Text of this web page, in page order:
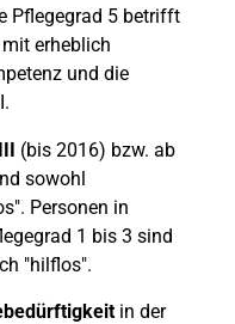
Pflegegrad 5 betrifft
erheblich
und die
(bis 2016) bzw. ab
sowohl
Personen in
1 bis 3 sind
"hilflos".
in der